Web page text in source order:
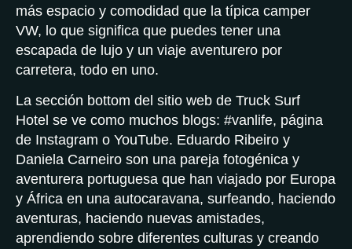
más espacio y comodidad que la típica camper
VW, lo que significa que puedes tener una
escapada de lujo y un viaje aventurero por
carretera, todo en uno.
La sección bottom del sitio web de Truck Surf
Hotel se ve como muchos blogs: #vanlife, página
de Instagram o YouTube. Eduardo Ribeiro y
Daniela Carneiro son una pareja fotogénica y
aventurera portuguesa que han viajado por Europa
y África en una autocaravana, surfeando, haciendo
aventuras, haciendo nuevas amistades,
aprendiendo sobre diferentes culturas y creando